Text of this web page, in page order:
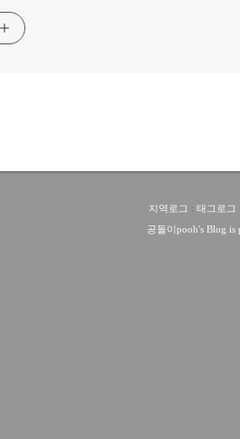
지역로그 : 태그로그
공돌이pooh's Blog is